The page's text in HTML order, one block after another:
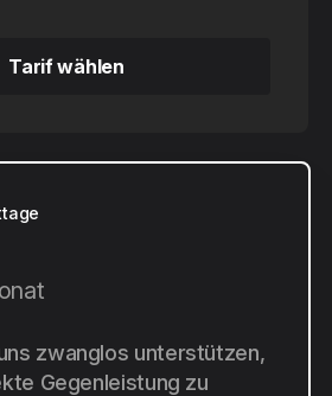
Tarif wählen
Jahrzwanglos unterstützen,
Gegenleistung zu